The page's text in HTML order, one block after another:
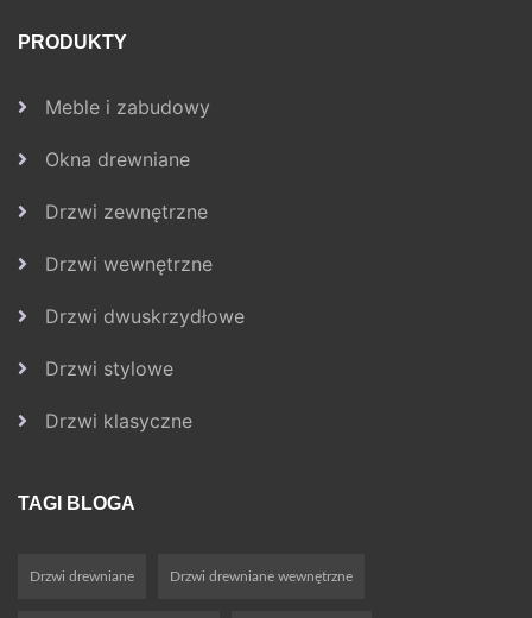
PRODUKTY
Meble i zabudowy
Okna drewniane
Drzwi zewnętrzne
Drzwi wewnętrzne
Drzwi dwuskrzydłowe
Drzwi stylowe
Drzwi klasyczne
TAGI BLOGA
Drzwi drewniane Drzwi drewniane wewnętrzne